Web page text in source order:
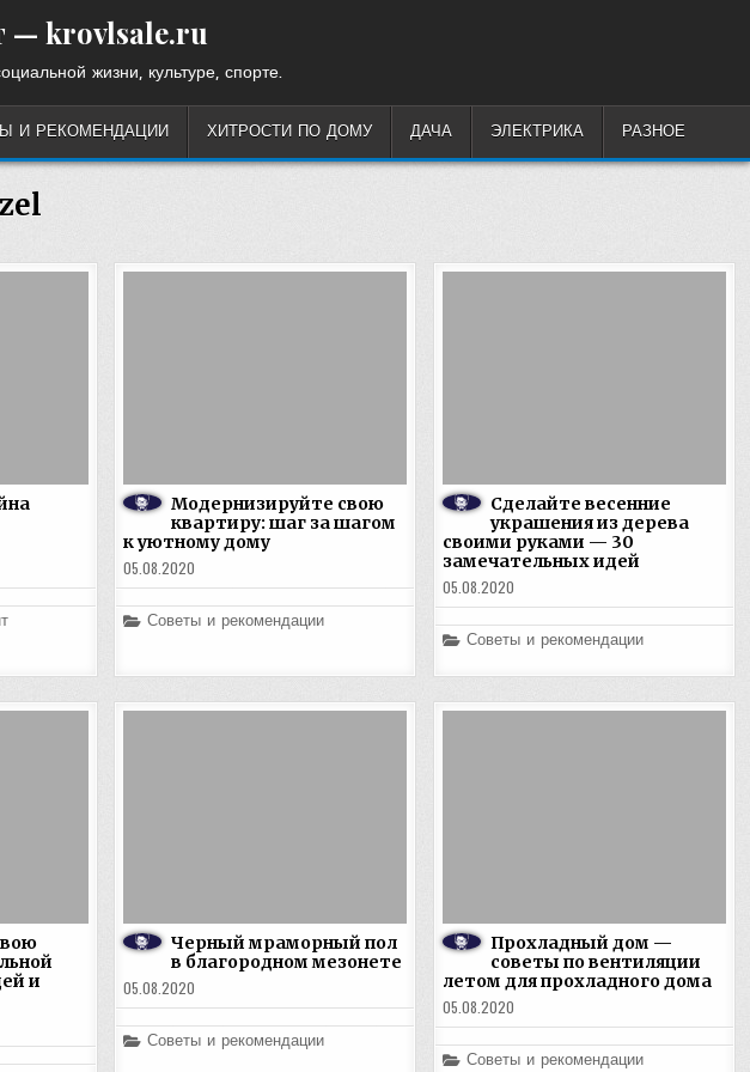
— krovlsale.ru
жизни, культуре, спорте.
И РЕКОМЕНДАЦИИ ХИТРОСТИ ПО ДОМУ ДАЧА ЭЛЕКТРИКА РАЗНОЕ
Модернизируйте свою
квартиру: шаг за шагом
к уютному дому
05.08.2020
Posted
Советы и рекомендации
Сделайте весенние
украшения из дерева
своими руками — 30
замечательных идей
05.08.2020
Posted
Советы и рекомендации
и
Черный мраморный пол
в благородном мезонете
05.08.2020
Posted
Советы и рекомендации
Прохладный дом —
советы по вентиляции
летом для прохладного дома
05.08.2020
Posted
Советы и рекомендации